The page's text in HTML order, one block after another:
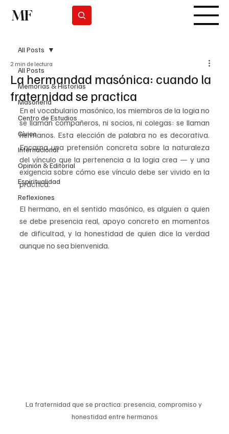
MF
All Posts
Memorias & Historias
Masonería
Centro de Estudios
Cívico
Internacional
Opinión & Editorial
Espiritualidad
Reflexiones
All Posts
La hermandad masónica: cuando la
fraternidad se practica
2 min de lectura
En el vocabulario masónico, los miembros de la logia no
se llaman compañeros, ni socios, ni colegas: se llaman
hermanos. Esta elección de palabra no es decorativa.
Encarna una pretensión concreta sobre la naturaleza
del vínculo que la pertenencia a la logia crea — y una
exigencia sobre cómo ese vínculo debe ser vivido en la
práctica.
El hermano, en el sentido masónico, es alguien a quien
se debe presencia real, apoyo concreto en momentos
de dificultad, y la honestidad de quien dice la verdad
aunque no sea bienvenida.
La fraternidad que se practica: presencia, compromiso y
honestidad entre hermanos